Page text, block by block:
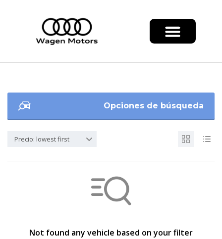
Opciones de búsqueda
Precio: lowest first
Not found any vehicle based on your filter